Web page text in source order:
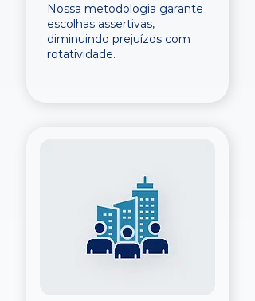
Nossa metodologia garante
escolhas assertivas,
diminuindo prejuízos com
rotatividade.